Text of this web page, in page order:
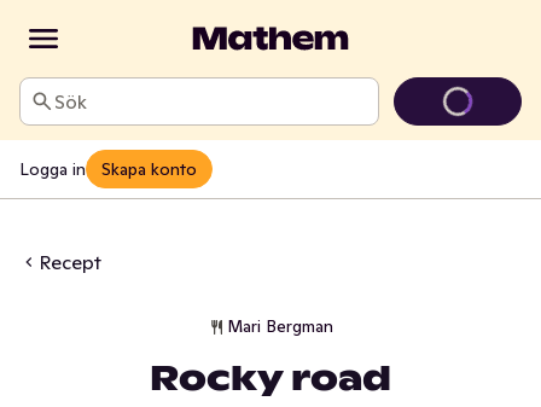
Sök
Logga in Skapa konto
Recept
Mari Bergman
Rocky road